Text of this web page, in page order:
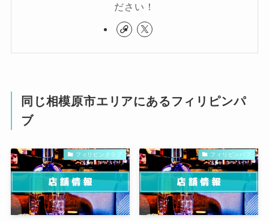
ださい！
同じ相模原市エリアにあるフィリピンパ
ブ
フィリピンクラブ フィリピンパブ